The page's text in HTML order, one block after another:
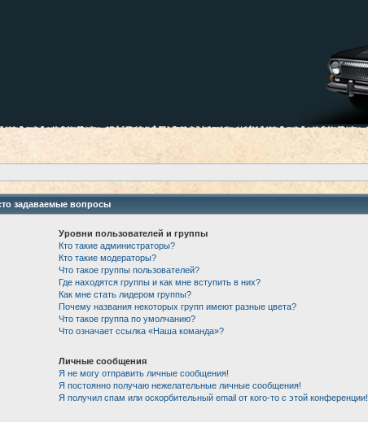
задаваемые вопросы
Уровни пользователей и группы
Кто такие администраторы?
Кто такие модераторы?
Что такое группы пользователей?
Где находятся группы и как мне вступить в них?
Как мне стать лидером группы?
Почему названия некоторых групп имеют разные цвета?
Что такое группа по умолчанию?
Что означает ссылка «Наша команда»?
Личные сообщения
Я не могу отправить личные сообщения!
Я постоянно получаю нежелательные личные сообщения!
Я получил спам или оскорбительный email от кого-то с этой конференции!